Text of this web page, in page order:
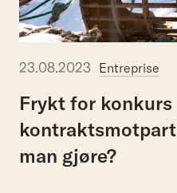
23.08.2023 Entreprise
Frykt for konkurs
kontraktsmotpart
man gjøre?